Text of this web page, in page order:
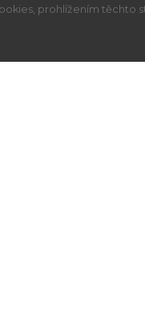
prohlížením těchto